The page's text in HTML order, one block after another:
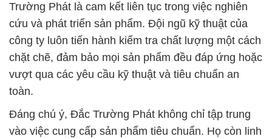
Trường Phát là cam kết liên tục trong việc nghiên
cứu và phát triển sản phẩm. Đội ngũ kỹ thuật của
công ty luôn tiến hành kiểm tra chất lượng một cách
chặt chẽ, đảm bảo mọi sản phẩm đều đáp ứng hoặc
vượt qua các yêu cầu kỹ thuật và tiêu chuẩn an
toàn.
Đáng chú ý, Đắc Trường Phát không chỉ tập trung
vào việc cung cấp sản phẩm tiêu chuẩn. Họ còn linh